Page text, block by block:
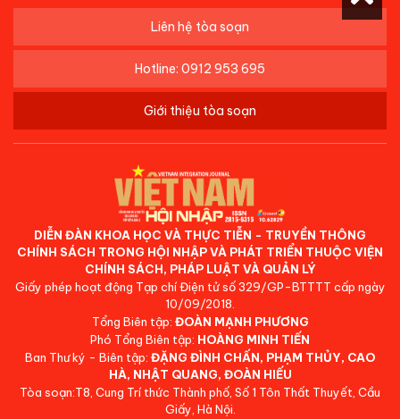
Liên hệ tòa soạn
Hotline: 0912 953 695
Giới thiệu tòa soạn
DIỄN ĐÀN KHOA HỌC VÀ THỰC TIỄN - TRUYỀN THÔNG
CHÍNH SÁCH TRONG HỘI NHẬP VÀ PHÁT TRIỂN THUỘC VIỆN
CHÍNH SÁCH, PHÁP LUẬT VÀ QUẢN LÝ
Giấy phép hoạt động Tạp chí Điện tử số 329/GP-BTTTT cấp ngày
10/09/2018.
Tổng Biên tập: ĐOÀN MẠNH PHƯƠNG
Phó Tổng Biên tập: HOÀNG MINH TIẾN
Ban Thư ký - Biên tập: ĐẶNG ĐÌNH CHẤN, PHẠM THỦY, CAO
HÀ, NHẬT QUANG, ĐOÀN HIẾU
Tòa soạn:T8, Cung Trí thức Thành phố, Số 1 Tôn Thất Thuyết, Cầu
Giấy, Hà Nội.